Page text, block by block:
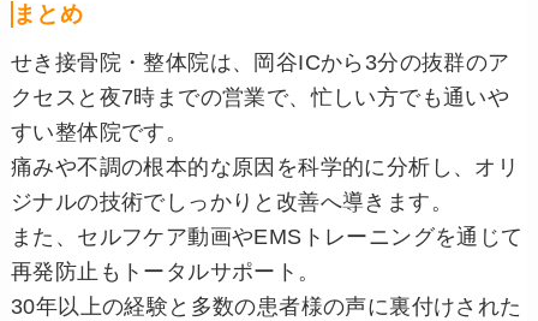
まとめ
せき接骨院・整体院は、岡谷ICから3分の抜群のア
クセスと夜7時までの営業で、忙しい方でも通いや
すい整体院です。
痛みや不調の根本的な原因を科学的に分析し、オリ
ジナルの技術でしっかりと改善へ導きます。
また、セルフケア動画やEMSトレーニングを通じて
再発防止もトータルサポート。
30年以上の経験と多数の患者様の声に裏付けされた